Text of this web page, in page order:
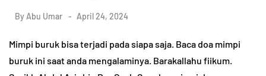
By Abu Umar April 24, 2024
Mimpi buruk bisa terjadi pada siapa saja. Baca doa mimpi
buruk ini saat anda mengalaminya. Barakallahu fiikum.